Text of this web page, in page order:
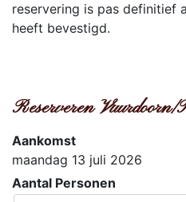
reservering is pas definitief
heeft bevestigd.
Reserveren Vuurdoorn/
Aankomst
maandag 13 juli 2026
Aantal Personen